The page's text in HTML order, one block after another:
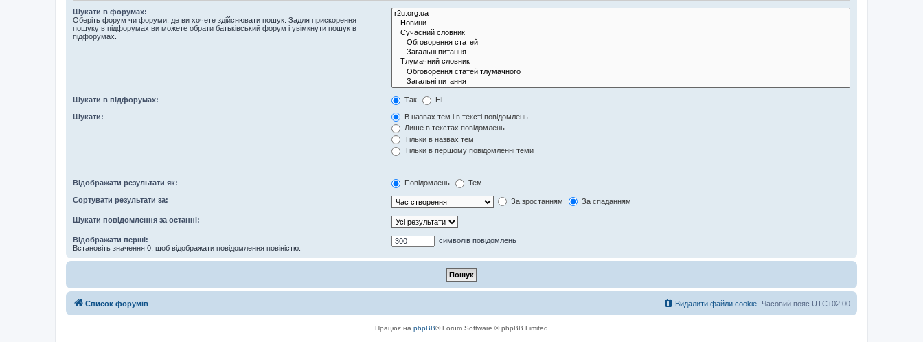
Шукати в форумах:
Оберіть форум чи форуми, де ви хочете здійснювати пошук. Задля прискорення
пошуку в підфорумах ви можете обрати батьківський форум і увімкнути пошук в
підфорумах.
Шукати в підфорумах: Так Ні
Шукати:
В назвах тем і в тексті повідомлень
Лише в текстах повідомлень
Тільки в назвах тем
Тільки в першому повідомленні теми
Відображати результати як: Повідомлень Тем
Сортувати результати за: За зростанням За спаданням
Шукати повідомлення за останні:
Відображати перші:
Встановіть значення 0, щоб відображати повідомлення повіністю.
символів повідомлень
Список форумів Часовий пояс UTC+02:00
Видалити файли cookie
Працює на phpBB® Forum Software © phpBB Limited